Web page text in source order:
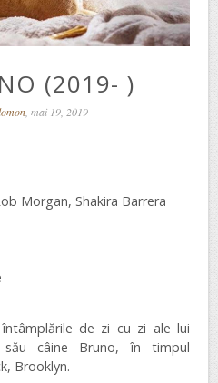
(2019- )
, mai 19, 2019
Morgan, Shakira Barrera
de zi cu zi ale lui
câine Bruno, în timpul
Brooklyn.